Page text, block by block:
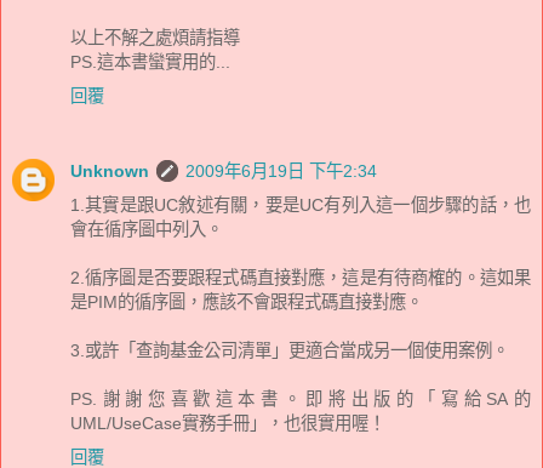
以上不解之處煩請指導
PS.這本書蠻實用的...
回覆
Unknown
2009年6月19日 下午2:34
1.其實是跟UC敘述有關，要是UC有列入這一個步驟的話，也
會在循序圖中列入。
2.循序圖是否要跟程式碼直接對應，這是有待商榷的。這如果
是PIM的循序圖，應該不會跟程式碼直接對應。
3.或許「查詢基金公司清單」更適合當成另一個使用案例。
PS.謝謝您喜歡這本書。即將出版的「寫給SA的
UML/UseCase實務手冊」，也很實用喔！
回覆